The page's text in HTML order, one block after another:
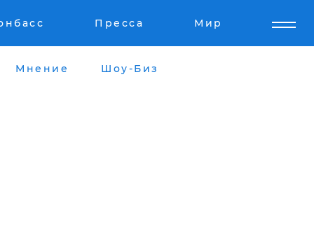
Пресса Мир
Мнение Шоу-Биз